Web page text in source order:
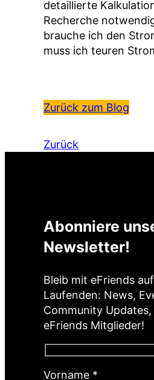
detaillierte
Recherche
brauche ich den
muss ich teuren
Zurück zum Blog
Zurück
Abonniere
Newsletter!
Bleib mit eFriends
Laufenden: News,
Community
eFriends Mitglieder!
Vorname (
*